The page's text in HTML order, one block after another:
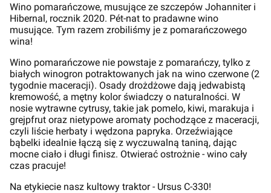
Wino pomarańczowe, musujące ze szczepów Johanniter i
Hibernal, rocznik 2020. Pét-nat to pradawne wino
musujące. Tym razem zrobiliśmy je z pomarańczowego
wina!
Wino pomarańczowe nie powstaje z pomarańczy, tylko z
białych winogron potraktowanych jak na wino czerwone (2
tygodnie maceracji). Osady drożdżowe dają jedwabistą
kremowość, a mętny kolor świadczy o naturalności. W
nosie wytrawne cytrusy, takie jak pomelo, kiwi, marakuja i
grejpfrut oraz nietypowe aromaty pochodzące z maceracji,
czyli liście herbaty i wędzona papryka. Orzeźwiające
bąbelki idealnie łączą się z wyczuwalną taniną, dając
mocne ciało i długi finisz. Otwierać ostrożnie - wino cały
czas pracuje!
Na etykiecie nasz kultowy traktor - Ursus C-330!